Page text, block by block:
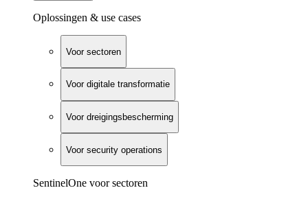
Oplossingen & use cases
Voor sectoren
Voor digitale transformatie
Voor dreigingsbescherming
Voor security operations
SentinelOne voor sectoren